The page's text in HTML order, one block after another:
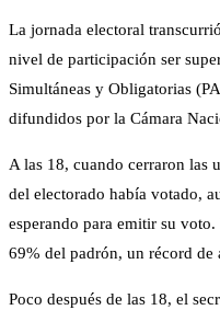
La jornada electoral
nivel de participación ser
Simultáneas y Obligatorias
difundidos por la Cámara
A las 18, cuando cerraron las
del electorado había votado,
esperando para emitir su
69% del padrón, un récord de
Poco después de las 18, el